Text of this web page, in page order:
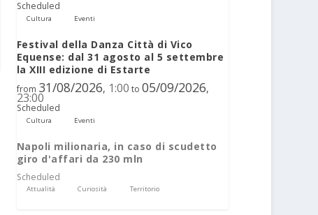
Scheduled
Cultura Eventi
Festival della Danza Città di Vico
Equense: dal 31 agosto al 5 settembre
la XIII edizione di Estarte
from 31/08/2026, 1:00 to 05/09/2026,
23:00
Scheduled
Cultura Eventi
Napoli milionaria, in caso di scudetto
giro d'affari da 230 mln
Scheduled
Attualità Curiosità Territorio